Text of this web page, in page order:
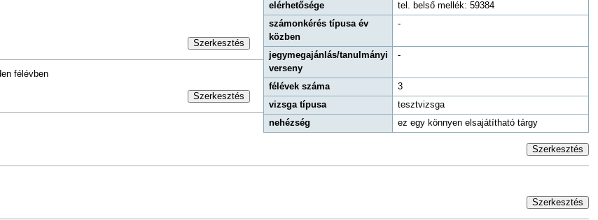
elérhetősége
tel. belső mellék: 59384
számonkérés típusa év
közben
-
jegymegajánlás/tanulmányi
verseny
-
félévek száma
3
vizsga típusa
tesztvizsga
nehézség
ez egy könnyen elsajátítható tárgy
Szerkesztés
félévben
Szerkesztés
Szerkesztés
Szerkesztés